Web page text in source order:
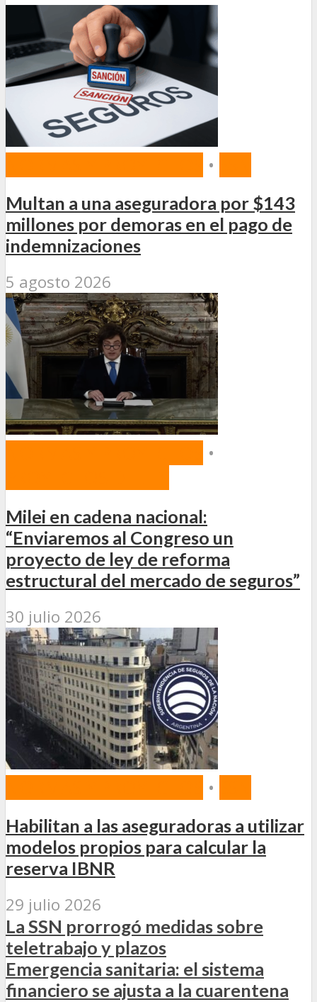
•
Multan a una aseguradora por $143
millones por demoras en el pago de
indemnizaciones
5 agosto 2026
•
Milei en cadena nacional:
“Enviaremos al Congreso un
proyecto de ley de reforma
estructural del mercado de seguros”
30 julio 2026
•
Habilitan a las aseguradoras a utilizar
modelos propios para calcular la
reserva IBNR
29 julio 2026
La SSN prorrogó medidas sobre
teletrabajo y plazos
Emergencia sanitaria: el sistema
financiero se ajusta a la cuarentena